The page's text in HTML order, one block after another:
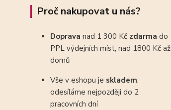
Proč nakupovat u nás?
Doprava nad 1 300 Kč zdarma do
PPL výdejních míst, nad 1800 Kč až
domů
Vše v eshopu je skladem,
odesíláme nejpozději do 2
pracovních dní